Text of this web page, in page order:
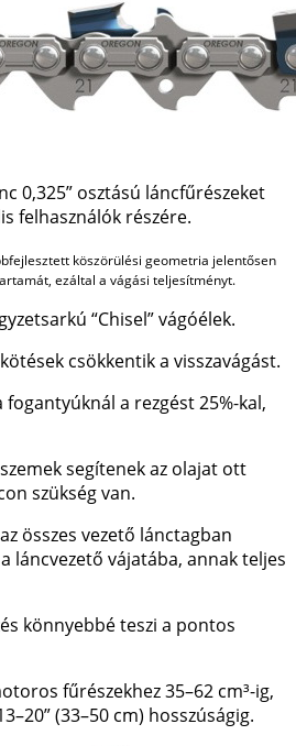
0,325” osztású láncfűrészeket
felhasználók részére.
köszörülési geometria jelentősen
ezáltal a vágási teljesítményt.
“Chisel” vágóélek.
csökkentik a visszavágást.
a rezgést 25%-kal,
segítenek az olajat ott
szükség van.
összes vezető lánctagban
láncvezető vájatába, annak teljes
könnyebbé teszi a pontos
fűrészekhez 35–62 cm³-ig,
(33–50 cm) hosszúságig.